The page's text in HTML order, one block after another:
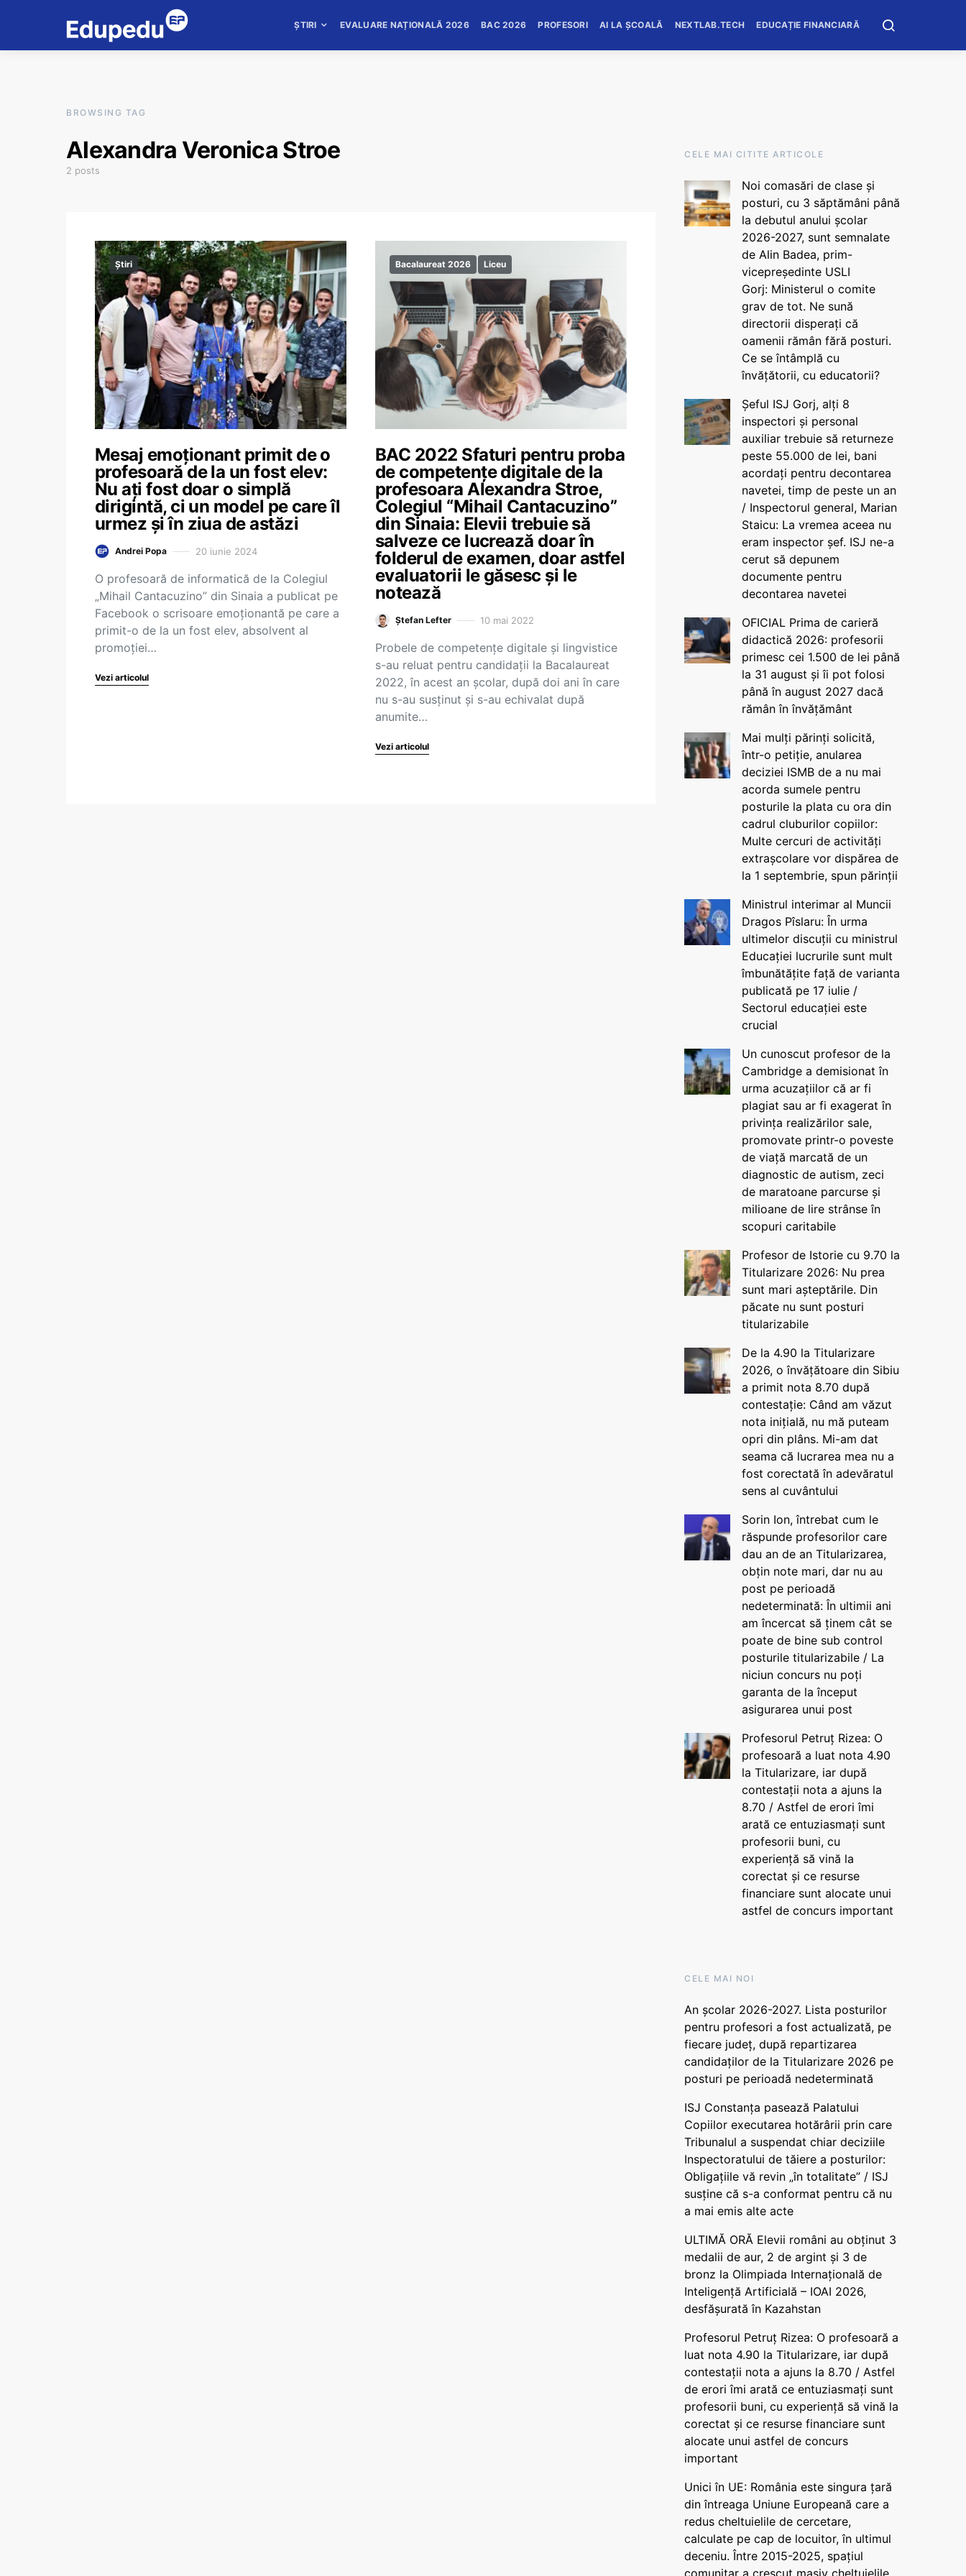
ȘTIRI EVALUARE NAȚIONALĂ 2026 BAC 2026 PROFESORI AI LA ȘCOALĂ NEXTLAB.TECH EDUCAȚIE FINANCIARĂ
BROWSING TAG
Alexandra Veronica Stroe
2 posts
Știri
Mesaj emoționant primit de o
profesoară de la un fost elev:
Nu ați fost doar o simplă
dirigintă, ci un model pe care îl
urmez și în ziua de astăzi
Andrei Popa 20 iunie 2024
O profesoară de informatică de la Colegiul
„Mihail Cantacuzino” din Sinaia a publicat pe
Facebook o scrisoare emoționantă pe care a
primit-o de la un fost elev, absolvent al
promoției…
Vezi articolul
Bacalaureat 2026 Liceu
BAC 2022 Sfaturi pentru proba
de competențe digitale de la
profesoara Alexandra Stroe,
Colegiul “Mihail Cantacuzino”
din Sinaia: Elevii trebuie să
salveze ce lucrează doar în
folderul de examen, doar astfel
evaluatorii le găsesc și le
notează
Ștefan Lefter 10 mai 2022
Probele de competențe digitale și lingvistice
s-au reluat pentru candidații la Bacalaureat
2022, în acest an școlar, după doi ani în care
nu s-au susținut și s-au echivalat după
anumite…
Vezi articolul
CELE MAI CITITE ARTICOLE
Noi comasări de clase și
posturi, cu 3 săptămâni până
la debutul anului școlar
2026-2027, sunt semnalate
de Alin Badea, prim-
vicepreședinte USLI
Gorj: Ministerul o comite
grav de tot. Ne sună
directorii disperați că
oamenii rămân fără posturi.
Ce se întâmplă cu
învățătorii, cu educatorii?
Șeful ISJ Gorj, alți 8
inspectori și personal
auxiliar trebuie să returneze
peste 55.000 de lei, bani
acordați pentru decontarea
navetei, timp de peste un an
/ Inspectorul general, Marian
Staicu: La vremea aceea nu
eram inspector șef. ISJ ne-a
cerut să depunem
documente pentru
decontarea navetei
OFICIAL Prima de carieră
didactică 2026: profesorii
primesc cei 1.500 de lei până
la 31 august și îi pot folosi
până în august 2027 dacă
rămân în învățământ
Mai mulți părinți solicită,
într-o petiție, anularea
deciziei ISMB de a nu mai
acorda sumele pentru
posturile la plata cu ora din
cadrul cluburilor copiilor:
Multe cercuri de activități
extrașcolare vor dispărea de
la 1 septembrie, spun părinții
Ministrul interimar al Muncii
Dragos Pîslaru: În urma
ultimelor discuții cu ministrul
Educației lucrurile sunt mult
îmbunătățite față de varianta
publicată pe 17 iulie /
Sectorul educației este
crucial
Un cunoscut profesor de la
Cambridge a demisionat în
urma acuzațiilor că ar fi
plagiat sau ar fi exagerat în
privința realizărilor sale,
promovate printr-o poveste
de viață marcată de un
diagnostic de autism, zeci
de maratoane parcurse și
milioane de lire strânse în
scopuri caritabile
Profesor de Istorie cu 9.70 la
Titularizare 2026: Nu prea
sunt mari așteptările. Din
păcate nu sunt posturi
titularizabile
De la 4.90 la Titularizare
2026, o învățătoare din Sibiu
a primit nota 8.70 după
contestație: Când am văzut
nota inițială, nu mă puteam
opri din plâns. Mi-am dat
seama că lucrarea mea nu a
fost corectată în adevăratul
sens al cuvântului
Sorin Ion, întrebat cum le
răspunde profesorilor care
dau an de an Titularizarea,
obțin note mari, dar nu au
post pe perioadă
nedeterminată: În ultimii ani
am încercat să ținem cât se
poate de bine sub control
posturile titularizabile / La
niciun concurs nu poți
garanta de la început
asigurarea unui post
Profesorul Petruț Rizea: O
profesoară a luat nota 4.90
la Titularizare, iar după
contestații nota a ajuns la
8.70 / Astfel de erori îmi
arată ce entuziasmați sunt
profesorii buni, cu
experiență să vină la
corectat și ce resurse
financiare sunt alocate unui
astfel de concurs important
CELE MAI NOI
An școlar 2026-2027. Lista posturilor
pentru profesori a fost actualizată, pe
fiecare județ, după repartizarea
candidaților de la Titularizare 2026 pe
posturi pe perioadă nedeterminată
ISJ Constanța pasează Palatului
Copiilor executarea hotărârii prin care
Tribunalul a suspendat chiar deciziile
Inspectoratului de tăiere a posturilor:
Obligațiile vă revin „în totalitate” / ISJ
susține că s-a conformat pentru că nu
a mai emis alte acte
ULTIMĂ ORĂ Elevii români au obținut 3
medalii de aur, 2 de argint și 3 de
bronz la Olimpiada Internațională de
Inteligență Artificială – IOAI 2026,
desfășurată în Kazahstan
Profesorul Petruț Rizea: O profesoară a
luat nota 4.90 la Titularizare, iar după
contestații nota a ajuns la 8.70 / Astfel
de erori îmi arată ce entuziasmați sunt
profesorii buni, cu experiență să vină la
corectat și ce resurse financiare sunt
alocate unui astfel de concurs
important
Unici în UE: România este singura țară
din întreaga Uniune Europeană care a
redus cheltuielile de cercetare,
calculate pe cap de locuitor, în ultimul
deceniu. Între 2015-2025, spațiul
comunitar a crescut masiv cheltuielile